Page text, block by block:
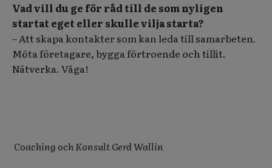
Vad vill du ge för råd till de som nyligen
startat eget eller skulle vilja starta?
– Att skapa kontakter som kan leda till samarbeten.
Möta företagare, bygga förtroende och tillit.
Nätverka. Våga!
Coaching och Konsult Gerd Wallin